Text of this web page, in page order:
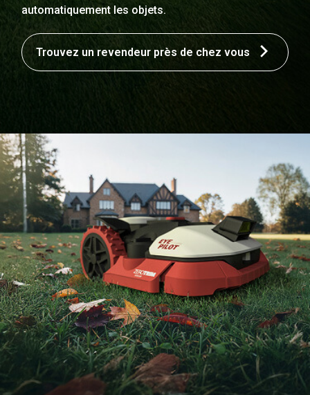
automatiquement les objets.
Trouvez un revendeur près de chez vous